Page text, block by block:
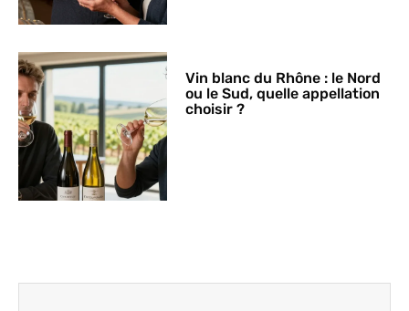
Vin blanc du Rhône : le Nord
ou le Sud, quelle appellation
choisir ?